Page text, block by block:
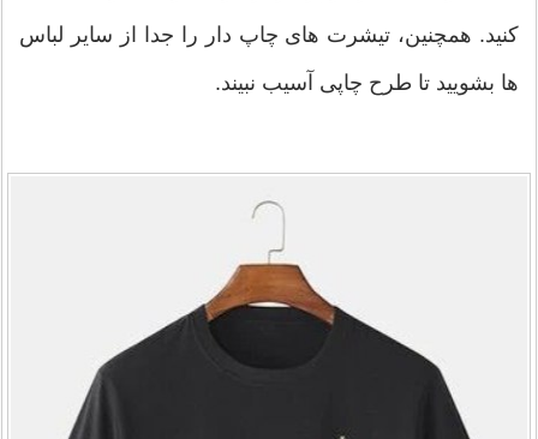
کنید. همچنین، تیشرت های چاپ دار را جدا از سایر لباس
ها بشویید تا طرح چاپی آسیب نبیند.